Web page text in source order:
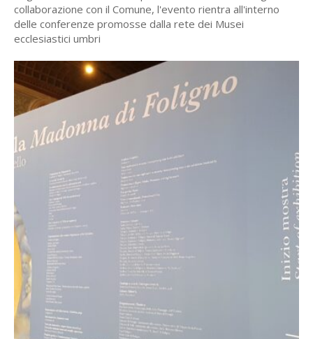
collaborazione con il Comune, l'evento rientra all'interno
delle conferenze promosse dalla rete dei Musei
ecclesiastici umbri